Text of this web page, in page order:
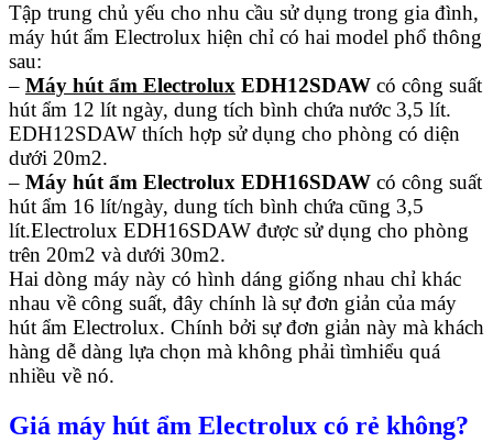
Tập trung chủ yếu cho nhu cầu sử dụng trong gia đình,
máy hút ẩm Electrolux hiện chỉ có hai model phổ thông
sau:
– Máy hút ẩm Electrolux EDH12SDAW có công suất
hút ẩm 12 lít ngày, dung tích bình chứa nước 3,5 lít.
EDH12SDAW thích hợp sử dụng cho phòng có diện
dưới 20m2.
– Máy hút ẩm Electrolux EDH16SDAW có công suất
hút ẩm 16 lít/ngày, dung tích bình chứa cũng 3,5
lít.Electrolux EDH16SDAW được sử dụng cho phòng
trên 20m2 và dưới 30m2.
Hai dòng máy này có hình dáng giống nhau chỉ khác
nhau về công suất, đây chính là sự đơn giản của máy
hút ẩm Electrolux. Chính bởi sự đơn giản này mà khách
hàng dễ dàng lựa chọn mà không phải tìmhiểu quá
nhiều về nó.
Giá máy hút ẩm Electrolux có rẻ không?